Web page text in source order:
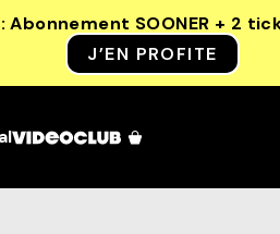
: Abonnement SOONER + 2
J’EN PROFITE